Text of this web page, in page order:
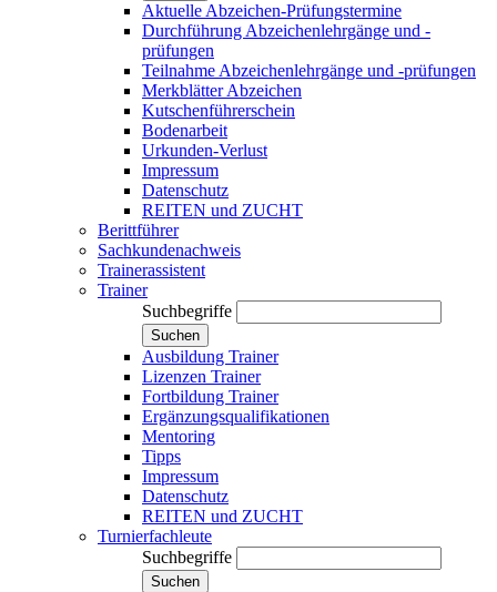
Aktuelle Abzeichen-Prüfungstermine
Durchführung Abzeichenlehrgänge und -
prüfungen
Teilnahme Abzeichenlehrgänge und -prüfungen
Merkblätter Abzeichen
Kutschenführerschein
Bodenarbeit
Urkunden-Verlust
Impressum
Datenschutz
REITEN und ZUCHT
Berittführer
Sachkundenachweis
Trainerassistent
Trainer
Suchbegriffe
Suchen
Ausbildung Trainer
Lizenzen Trainer
Fortbildung Trainer
Ergänzungsqualifikationen
Mentoring
Tipps
Impressum
Datenschutz
REITEN und ZUCHT
Turnierfachleute
Suchbegriffe
Suchen